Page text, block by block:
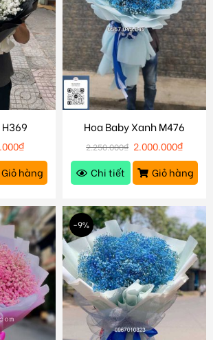
₫
Giỏ hàng
Hoa Baby Xanh M476
2.250.000₫ 2.000.000₫
Chi tiết
Giỏ hàng
-9%